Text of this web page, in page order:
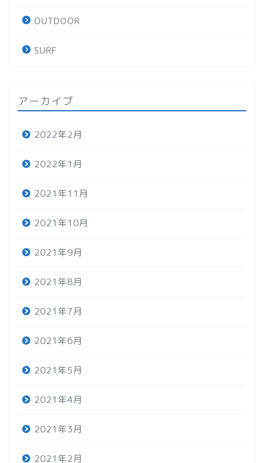
OUTDOOR
SURF
アーカイブ
2022年2月
2022年1月
2021年11月
2021年10月
2021年9月
2021年8月
2021年7月
2021年6月
2021年5月
2021年4月
2021年3月
2021年2月